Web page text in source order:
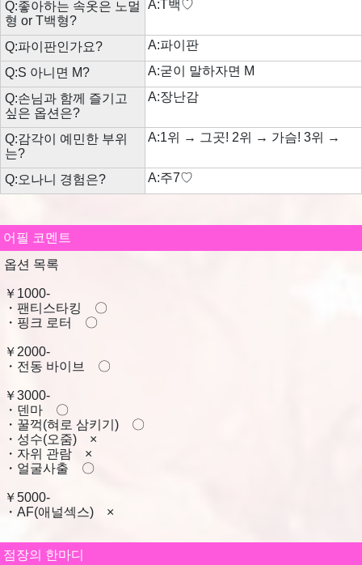
Q:좋아하는 속옷은 노멀
형 or T백형?
A:T백♡
Q:파이판인가요?
A:파이판
Q:S 아니면 M?
A:굳이 말하자면 M
Q:손님과 함께 즐기고
싶은 옵션은?
A:장난감
Q:감각이 예민한 부위
는?
A:1위 → 그곳! 2위 → 가슴! 3위 →
Q:오나니 경험은? A:주7♡
어필 코멘트
옵션 목록
￥1000-
・팬티스타킹 〇
・핑크 로터 〇
￥2000-
・전동 바이브 〇
￥3000-
・덴마 〇
・꿀꺽(혀로 삼키기) 〇
・성수(오줌) ×
・자위 관람 ×
・얼굴사출 〇
￥5000-
・AF(애널섹스) ×
점장의 한마디